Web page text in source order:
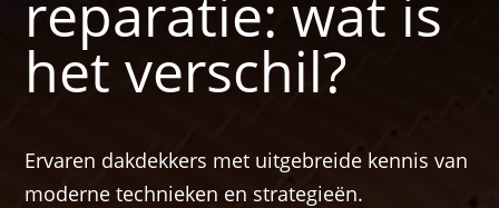
reparatie: wat is
het verschil?
Ervaren dakdekkers met uitgebreide kennis van
moderne technieken en strategieën.